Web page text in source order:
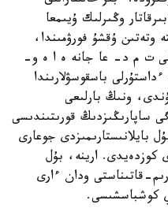
وڭىرلىك ۇيىمعا
وتەتىن ۇقشۇ فورۋمىندا،
ت م د- عا جانە ە ا ە و-
باسقوسۋلارىندا
ونىڭ بارلىعى
ساپارىڭىزدىڭ قورىتىندىسى
بايلانىستارىمىزدى جوعارى
كوزدەيدى. ارينە، بۇل
قاتىناستى ودان ءارى
كوشباسشىسى.